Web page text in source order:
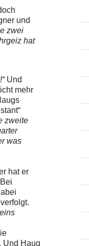
und
zwei
hat
Und
mehr
zweite
was
hat er
Und Haug